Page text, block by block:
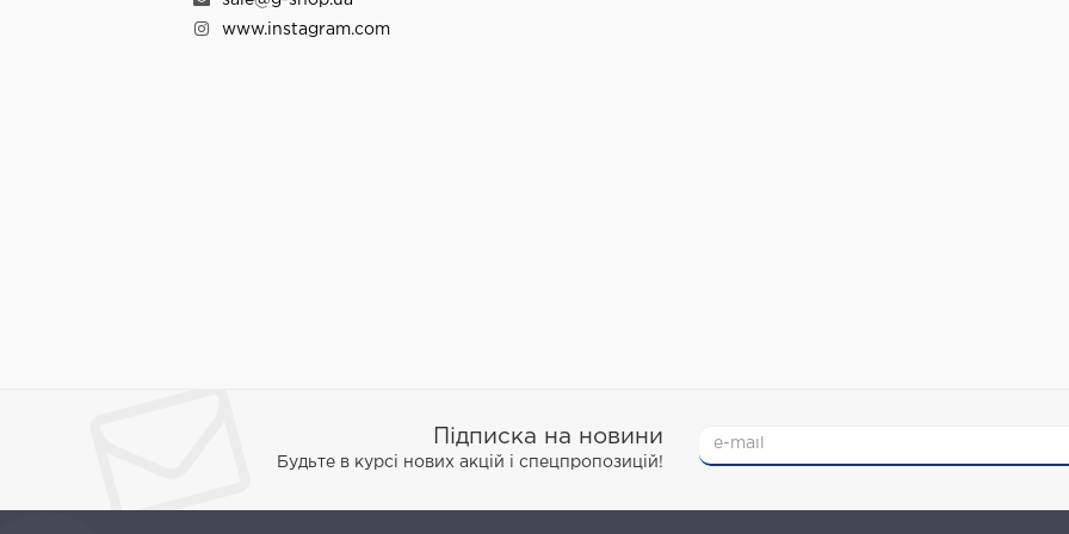
www.instagram.com
Підписка на новини
Будьте в курсі нових акцій і спецпропозицій!